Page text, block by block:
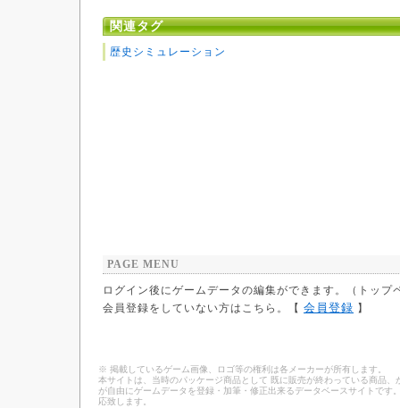
関連タグ
歴史シミュレーション
PAGE MENU
ログイン後にゲームデータの編集ができます。（トッ
会員登録をしていない方はこちら。【 会員登録 】
※ 掲載しているゲーム画像、ロゴ等の権利は各メーカーが所有します。
本サイトは、当時のパッケージ商品として 既に販売が終わっている商品
が自由にゲームデータを登録・加筆・修正出来るデータベースサイトで
応致します。